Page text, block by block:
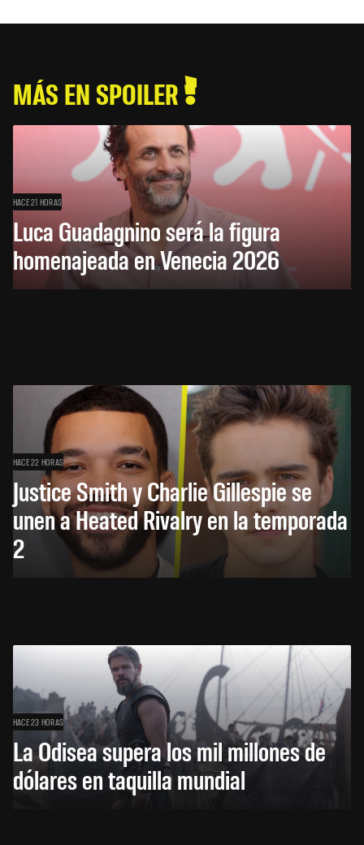
MÁS EN SPOILER
HACE 21 HORAS
Luca Guadagnino será la figura
homenajeada en Venecia 2026
HACE 22 HORAS
Justice Smith y Charlie Gillespie se
unen a Heated Rivalry en la temporada
2
HACE 23 HORAS
La Odisea supera los mil millones de
dólares en taquilla mundial